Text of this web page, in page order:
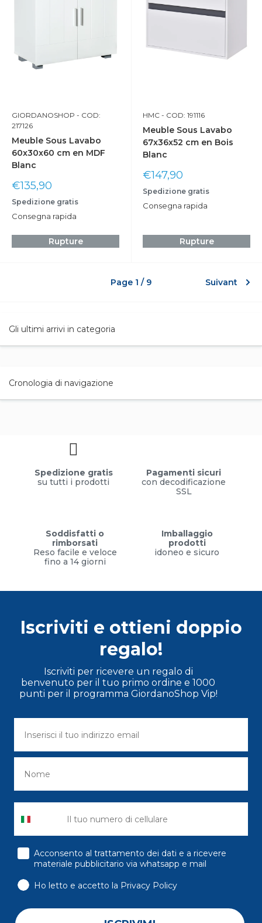
GIORDANOSHOP - COD:
217126
Meuble Sous Lavabo
60x30x60 cm en MDF
Blanc
Prix
réduit
€135,90
Spedizione gratis
Consegna rapida
Rupture
HMC - COD: 191116
Meuble Sous Lavabo
67x36x52 cm en Bois
Blanc
Prix
réduit
€147,90
Spedizione gratis
Consegna rapida
Rupture
Page 1 / 9 Suivant
Gli ultimi arrivi in categoria
Cronologia di navigazione
Spedizione gratis
su tutti i prodotti
Pagamenti sicuri
con decodificazione
SSL
Soddisfatti o
rimborsati
Reso facile e veloce
fino a 14 giorni
Imballaggio
prodotti
idoneo e sicuro
Iscriviti e ottieni doppio
regalo!
Iscriviti per ricevere un regalo di
benvenuto per il tuo primo ordine e 1000
punti per il programma GiordanoShop Vip!
consenso
Acconsento al trattamento dei dati e a ricevere
materiale pubblicitario via whatsapp e mail
Ho letto e accetto la Privacy Policy